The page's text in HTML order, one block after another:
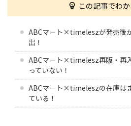
この記事でわ
ABCマート×timeleszが発売後
出！
ABCマート×timelesz再販・再
っていない！
ABCマート×timeleszの在庫は
ている！